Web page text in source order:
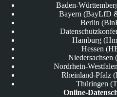
Baden-
Bayern (BayLfD
Berlin
Hamburg
Hessen
Nordrhein-
Rheinland-Pfalz
Thüringen
Online-